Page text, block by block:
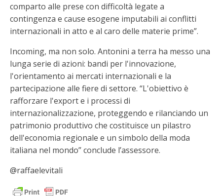
comparto alle prese con difficoltà legate a
contingenza e cause esogene imputabili ai conflitti
internazionali in atto e al caro delle materie prime”.
Incoming, ma non solo. Antonini a terra ha messo una
lunga serie di azioni: bandi per l'innovazione,
l'orientamento ai mercati internazionali e la
partecipazione alle fiere di settore. “L'obiettivo è
rafforzare l'export e i processi di
internazionalizzazione, proteggendo e rilanciando un
patrimonio produttivo che costituisce un pilastro
dell'economia regionale e un simbolo della moda
italiana nel mondo” conclude l’assessore.
@raffaelevitali